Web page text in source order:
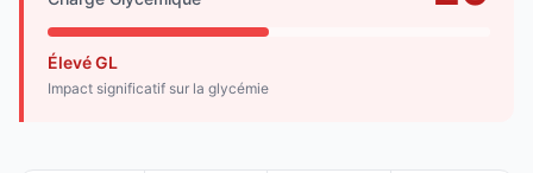
Élevé GL
Impact significatif sur la glycémie